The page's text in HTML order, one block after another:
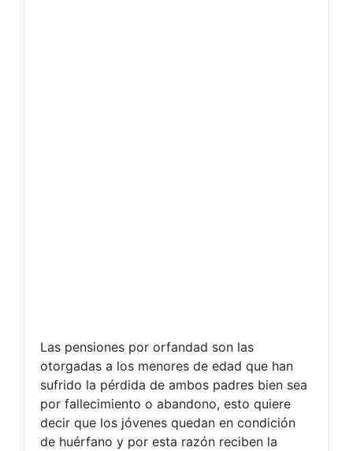
Las pensiones por orfandad son las
otorgadas a los menores de edad que han
sufrido la pérdida de ambos padres bien sea
por fallecimiento o abandono, esto quiere
decir que los jóvenes quedan en condición
de huérfano y por esta razón reciben la